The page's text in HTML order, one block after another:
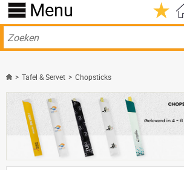
Menu
> Tafel & Servet > Chopsticks